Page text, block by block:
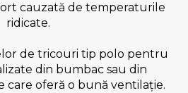
cauzată de temperaturile
ridicate.
de tricouri tip polo pentru
din bumbac sau din
care oferă o bună ventilație.